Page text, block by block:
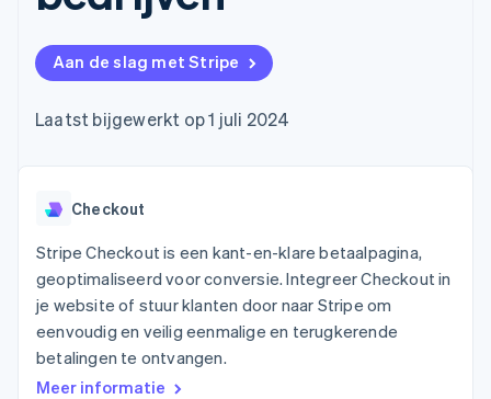
Toegang tot meer
Terminal
Fysieke betalingen
Authorization
Optimaliseer de
Link
Financial
Data gekoppelde
rekeningen
Meer
Product roadmap
Marktplaatsen
Platforms
SaaS
Per branche
Gaming
Horeca, reizen en vrije
tijd
Verzekering
Media en entertainment
Non-profitorganisaties
bieden
Betaalkaarten uitgeven
worden gedekt
Diensten voorzien en
Bronnen
App-integraties
Voorbeelden van code
Developerblog
API-status
Bedrijf
Productroadmap
Jaarlijks congres
Vacatures
Stripe Newsroom
Neem contact op
Partner worden
Aan de slag met Stripe
Laatst bijgewerkt op 1 juli 2024
Checkout
Stripe Checkout is een kant-en-klare betaalpagina,
geoptimaliseerd voor conversie. Integreer Checkout in
je website of stuur klanten door naar Stripe om
eenvoudig en veilig eenmalige en terugkerende
betalingen te ontvangen.
Meer informatie